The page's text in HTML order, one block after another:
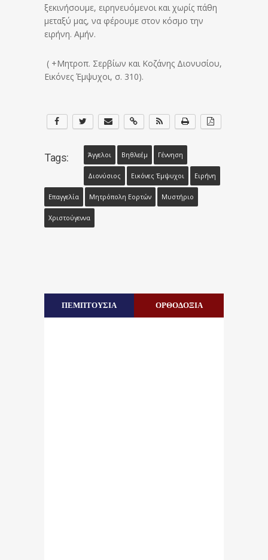
ξεκινήσουμε, ειρηνευόμενοι και χωρίς πάθη
μεταξύ μας, να φέρουμε στον κόσμο την
ειρήνη. Αμήν.
( +Μητροπ. Σερβίων και Κοζάνης Διονυσίου,
Εικόνες Έμψυχοι, σ. 310).
Tags: Άγγελοι Βηθλεέμ Γέννηση
Διονύσιος Εικόνες Έμψυχοι Ειρήνη
Επαγγελία Μητρόπολη Εορτών Μυστήριο
Χριστούγεννα
ΠΕΜΠΤΟΥΣΙΑ ΟΡΘΟΔΟΞΙΑ